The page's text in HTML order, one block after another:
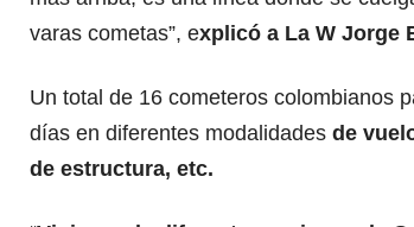
varas cometas”, explicó a La W Jorge
Un total de 16 cometeros colombianos
días en diferentes modalidades de
de estructura, etc.